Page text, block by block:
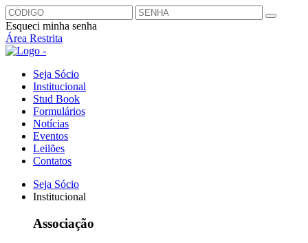
Esqueci minha senha
Área Restrita
Seja Sócio
Institucional
Stud Book
Formulários
Notícias
Eventos
Leilões
Contatos
Seja Sócio
Institucional
Associação